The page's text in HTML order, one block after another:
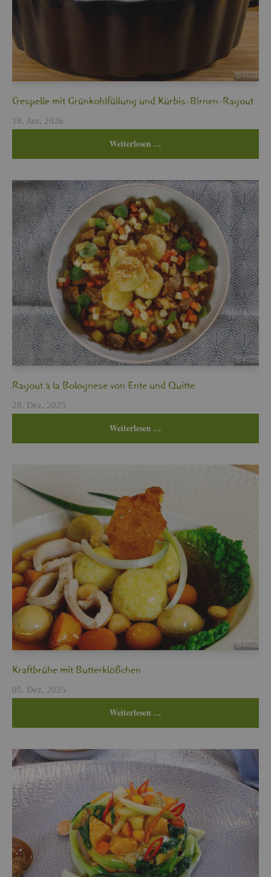
Cres­pel­le mit Grün­kohl­fül­lung und Kür­bis-Bir­nen-Ra­gout
18. Jan, 2026
Wei­ter­le­sen …
Ra­gout à la Bo­lo­gne­se von Ente und Quit­te
28. Dez, 2025
Wei­ter­le­sen …
Kraft­brü­he mit But­ter­klö­ßchen
05. Dez, 2025
Wei­ter­le­sen …